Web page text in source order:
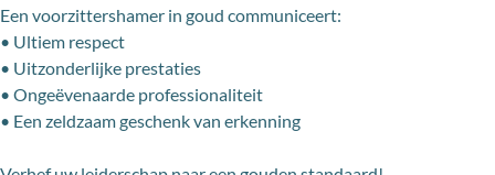
Een voorzittershamer in goud communiceert:
• Ultiem respect
• Uitzonderlijke prestaties
• Ongeëvenaarde professionaliteit
• Een zeldzaam geschenk van erkenning